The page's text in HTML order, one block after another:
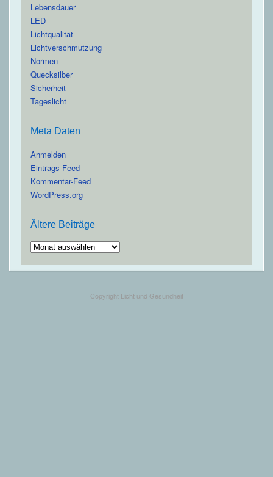
Lebensdauer
LED
Lichtqualität
Lichtverschmutzung
Normen
Quecksilber
Sicherheit
Tageslicht
Meta Daten
Anmelden
Eintrags-Feed
Kommentar-Feed
WordPress.org
Ältere Beiträge
Ältere
Beiträge
Copyright Licht und Gesundheit